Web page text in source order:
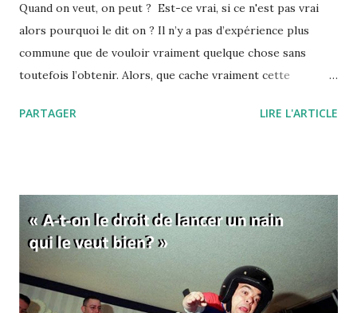
Quand on veut, on peut ? Est-ce vrai, si ce n'est pas vrai
alors pourquoi le dit on ? Il n’y a pas d’expérience plus
commune que de vouloir vraiment quelque chose sans
toutefois l’obtenir. Alors, que cache vraiment cette
donner les moyens" ? Pourquoi, quand on veut, on ne peut
"vraiment" ! Comme si c'était une simple question de
volonté… C’est aussi une manière de vous dire que si vous
fournissiez des efforts, eh bien ils s’avèreraient payants.
C’est donc comme si, de la volonté, découlaient forcément
les efforts, et des efforts les résultats. En fait, derrière
PARTAGER LIRE L'ARTICLE